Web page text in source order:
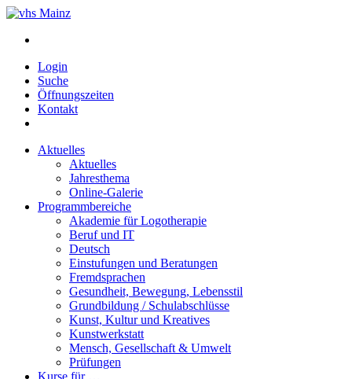
Login
Suche
Öffnungszeiten
Kontakt
Aktuelles
Aktuelles
Jahresthema
Online-Galerie
Programmbereiche
Akademie für Logotherapie
Beruf und IT
Deutsch
Einstufungen und Beratungen
Fremdsprachen
Gesundheit, Bewegung, Lebensstil
Grundbildung / Schulabschlüsse
Kunst, Kultur und Kreatives
Kunstwerkstatt
Mensch, Gesellschaft & Umwelt
Prüfungen
Kurse für …